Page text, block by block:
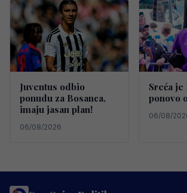
Juventus odbio
ponudu za Bosanca,
imaju jasan plan!
06/08/2026
Sreća je
ponovo
06/08/